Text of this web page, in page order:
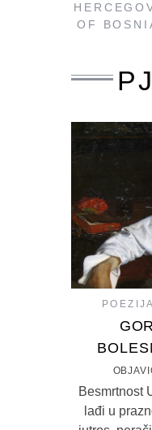
OF
POEZIJA
Besmrtnost
lađi u